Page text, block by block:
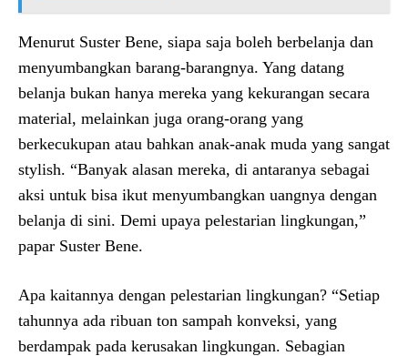
Menurut Suster Bene, siapa saja boleh berbelanja dan
menyumbangkan barang-barangnya. Yang datang
belanja bukan hanya mereka yang kekurangan secara
material, melainkan juga orang-orang yang
berkecukupan atau bahkan anak-anak muda yang sangat
stylish. “Banyak alasan mereka, di antaranya sebagai
aksi untuk bisa ikut menyumbangkan uangnya dengan
belanja di sini. Demi upaya pelestarian lingkungan,”
papar Suster Bene.
Apa kaitannya dengan pelestarian lingkungan? “Setiap
tahunnya ada ribuan ton sampah konveksi, yang
berdampak pada kerusakan lingkungan. Sebagian